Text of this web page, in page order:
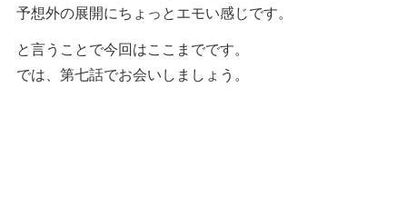
予想外の展開にちょっとエモい感じです。
と言うことで今回はここまでです。
では、第七話でお会いしましょう。